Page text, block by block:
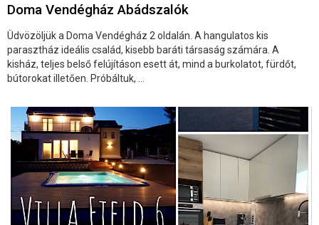
Doma Vendégház Abádszalók
Üdvözöljük a Doma Vendégház 2 oldalán. A hangulatos kis
parasztház ideális család, kisebb baráti társaság számára. A
kisház, teljes belső felújításon esett át, mind a burkolatot, fürdőt,
bútorokat illetően. Próbáltuk, ...